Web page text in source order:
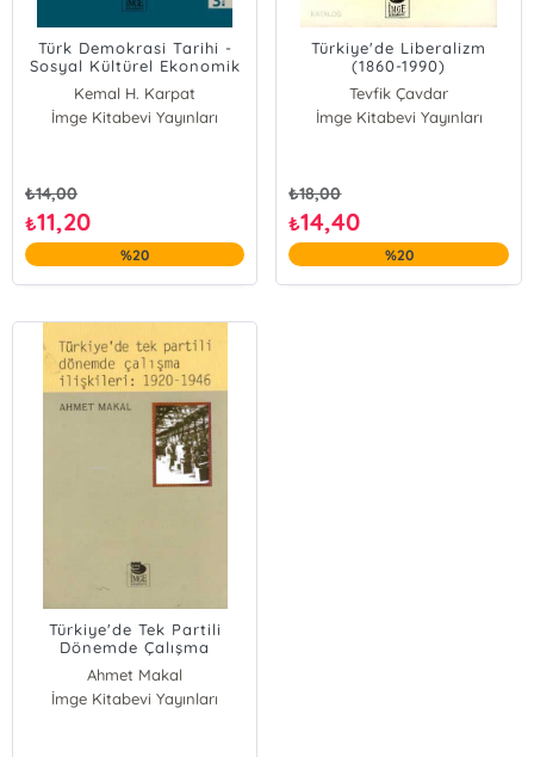
Türk Demokrasi Tarihi -
Sosyal Kültürel Ekonomik
Temeller
Kemal H. Karpat
İmge Kitabevi Yayınları
₺14,00
₺11,20
%20
Türkiye'de Liberalizm
(1860-1990)
Tevfik Çavdar
İmge Kitabevi Yayınları
₺18,00
₺14,40
%20
Türkiye'de Tek Partili
Dönemde Çalışma
İlişkileri: 1920-1946
Ahmet Makal
İmge Kitabevi Yayınları